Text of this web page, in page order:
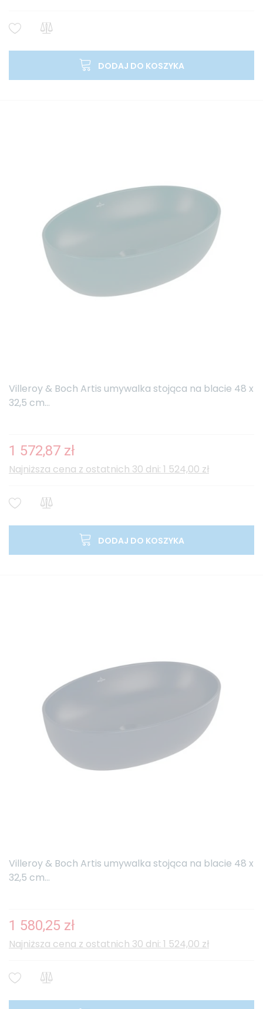
DODAJ DO KOSZYKA
Villeroy & Boch Artis umywalka stojąca na blacie 48 x
32,5 cm...
1 572,87 zł
Najniższa cena z ostatnich 30 dni: 1 524,00 zł
DODAJ DO KOSZYKA
Villeroy & Boch Artis umywalka stojąca na blacie 48 x
32,5 cm...
1 580,25 zł
Najniższa cena z ostatnich 30 dni: 1 524,00 zł